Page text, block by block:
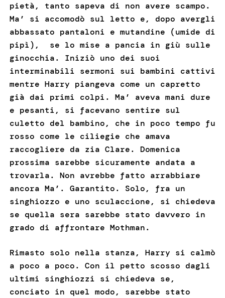
pietà, tanto sapeva di non avere scampo.
Ma’ si accomodò sul letto e, dopo avergli
abbassato pantaloni e mutandine (umide di
pipì), se lo mise a pancia in giù sulle
ginocchia. Iniziò uno dei suoi
interminabili sermoni sui bambini cattivi
mentre Harry piangeva come un capretto
già dai primi colpi. Ma’ aveva mani dure
e pesanti, si facevano sentire sul
culetto del bambino, che in poco tempo fu
rosso come le ciliegie che amava
raccogliere da zia Clare. Domenica
prossima sarebbe sicuramente andata a
trovarla. Non avrebbe fatto arrabbiare
ancora Ma’. Garantito. Solo, fra un
singhiozzo e uno sculaccione, si chiedeva
se quella sera sarebbe stato davvero in
grado di affrontare Mothman.
Rimasto solo nella stanza, Harry si calmò
a poco a poco. Con il petto scosso dagli
ultimi singhiozzi si chiedeva se,
conciato in quel modo, sarebbe stato